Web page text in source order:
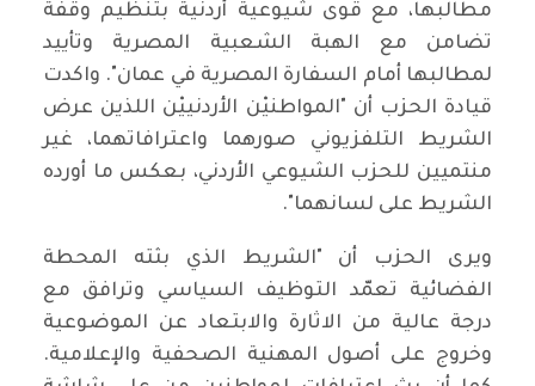
مطالبها، مع قوى شيوعية أردنية ‏بتنظيم وقفة
تضامن مع الهبة الشعبية المصرية وتأييد
لمطالبها أمام ‏السفارة المصرية في عمان". ‏واكدت
قيادة الحزب أن "المواطنيْن الأردنييْن اللذين ‏عرض
الشريط التلفزيوني صورهما واعترافاتهما، غير
منتميين للحزب ‏الشيوعي الأردني، بعكس ما أورده
الشريط على لسانهما".‏
ويرى الحزب أن "الشريط الذي بثته المحطة
الفضائية تعمّد التوظيف ‏السياسي وترافق مع
درجة عالية من الاثارة والابتعاد عن الموضوعية
‏وخروج على أصول المهنية الصحفية والإعلامية.